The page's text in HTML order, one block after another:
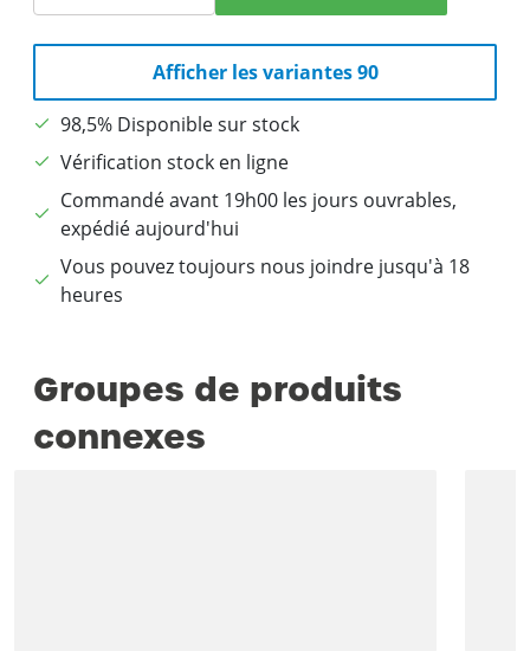
Afficher les variantes 90
98,5% Disponible sur stock
Vérification stock en ligne
Commandé avant 19h00 les jours ouvrables,
expédié aujourd'hui
Vous pouvez toujours nous joindre jusqu'à 18
heures
Groupes de produits
connexes